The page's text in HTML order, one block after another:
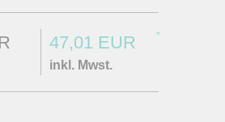
47,01 EUR *
inkl. Mwst.